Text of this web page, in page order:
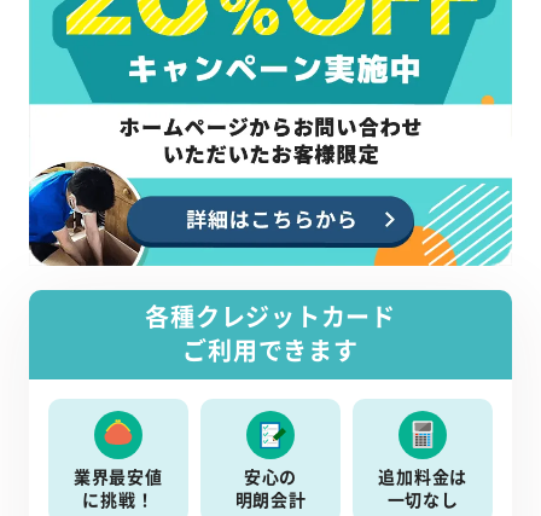
各種クレジットカード
ご利用できます
業界最安値
に挑戦！
安心の
明朗会計
追加料金は
一切なし